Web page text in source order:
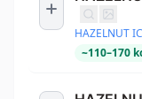
HAZELNUT
~110–170